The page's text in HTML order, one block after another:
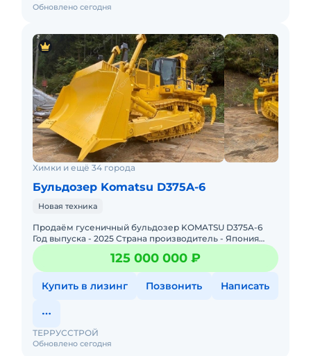
Обновлено сегодня
Химки и ещё 34 города
Бульдозер Komatsu D375A-6
Новая техника
Продаём гусеничный бульдозер KOMATSU D375A-6
Год выпуска - 2025 Страна производитель - Япония
Эксплуатационная масса - 71640 кг. Ёмкость отвала -
18,5 м3 Д
125 000 000 ₽
Купить в лизинг Позвонить Написать
Обновлено сегодня
ТЕРРУССТРОЙ